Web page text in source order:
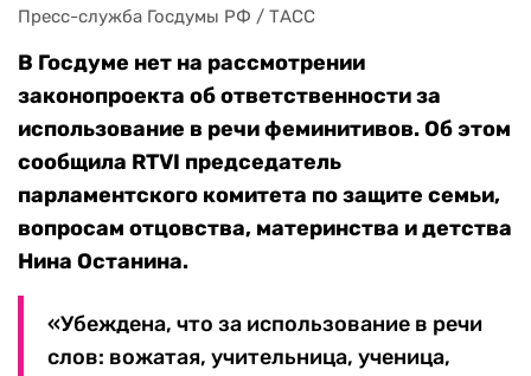
Пресс-служба Госдумы РФ / ТАСС
В Госдуме нет на рассмотрении
законопроекта об ответственности за
использование в речи феминитивов. Об этом
сообщила RTVI председатель
парламентского комитета по защите семьи,
вопросам отцовства, материнства и детства
Нина Останина.
«Убеждена, что за использование в речи
слов: вожатая, учительница, ученица,